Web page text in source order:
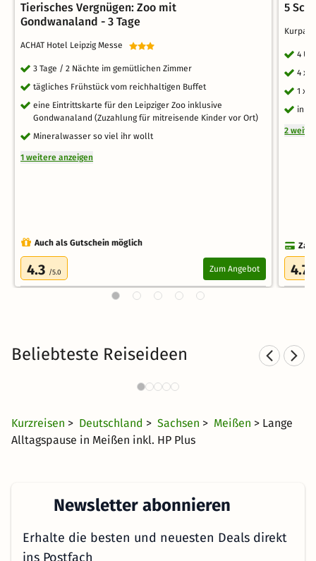
Tierisches Vergnügen: Zoo mit
Gondwanaland - 3 Tage
ACHAT Hotel Leipzig Messe
3 Tage / 2 Nächte im gemütlichen Zimmer
tägliches Frühstück vom reichhaltigen Buffet
eine Eintrittskarte für den Leipziger Zoo inklusive
Gondwanaland (Zuzahlung für mitreisende Kinder vor Ort)
Mineralwasser so viel ihr wollt
1 weitere anzeigen
Auch als Gutschein möglich
4.3 /5.0 Zum Angebot
5
4
4 x
1 x
inkl.
2
4.7
Beliebteste Reiseideen
Städtereisen nach Sachsen
1210 Angebote
Kurzreisen > Deutschland > Sachsen > Meißen > Lange
Alltagspause in Meißen inkl. HP Plus
Newsletter abonnieren
Erhalte die besten und neuesten Deals direkt
ins Postfach